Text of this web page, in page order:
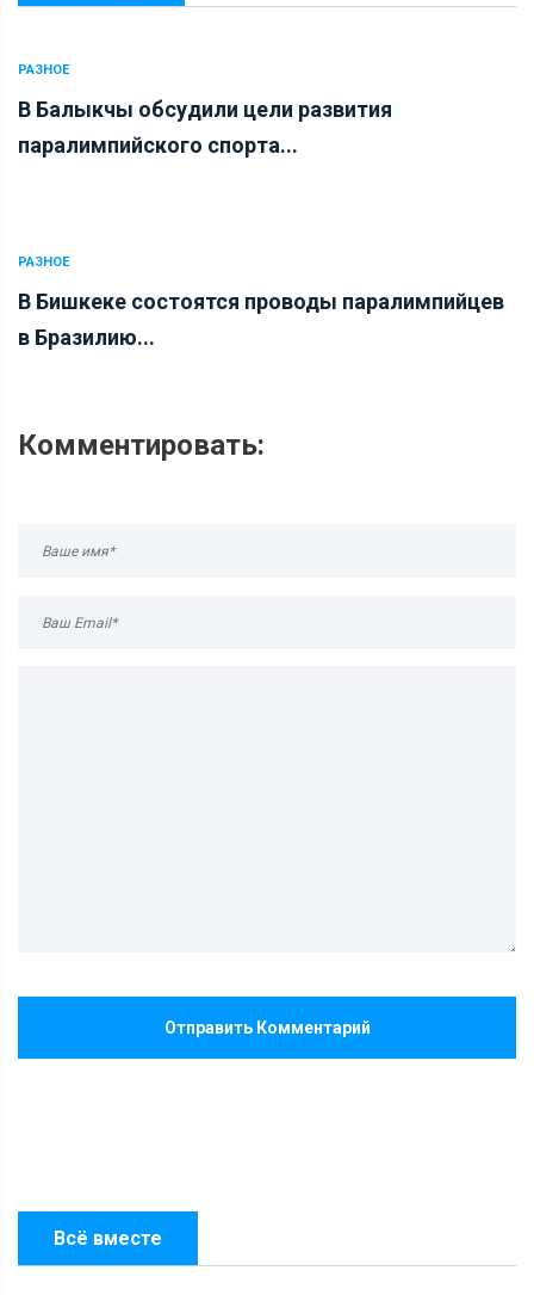
Всё вместе
РАЗНОЕ
В Балыкчы обсудили цели развития
паралимпийского спорта...
РАЗНОЕ
В Бишкеке состоятся проводы паралимпийцев
в Бразилию...
Комментировать:
Отправить Комментарий